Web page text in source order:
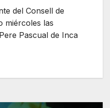
del Consell de
miércoles las
Pascual de Inca